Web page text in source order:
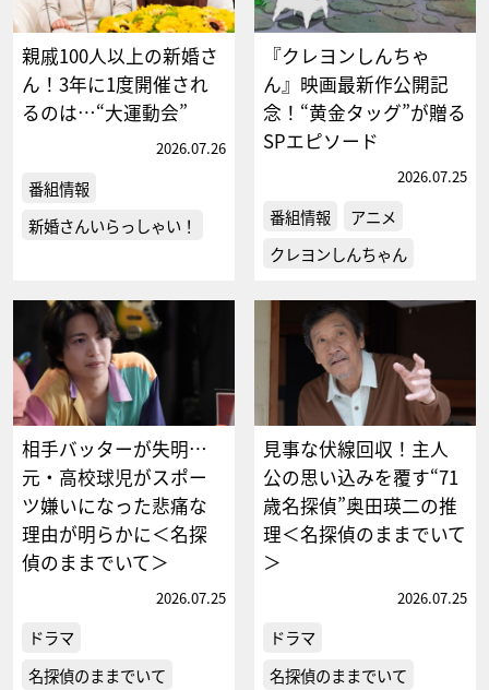
親戚100人以上の新婚さ
ん！3年に1度開催され
るのは…“大運動会”
2026.07.26
番組情報
新婚さんいらっしゃい！
『クレヨンしんちゃ
ん』映画最新作公開記
念！“黄金タッグ”が贈る
SPエピソード
2026.07.25
番組情報
アニメ
クレヨンしんちゃん
相手バッターが失明…
元・高校球児がスポー
ツ嫌いになった悲痛な
理由が明らかに＜名探
偵のままでいて＞
2026.07.25
ドラマ
名探偵のままでいて
見事な伏線回収！主人
公の思い込みを覆す“71
歳名探偵”奥田瑛二の推
理＜名探偵のままでいて
＞
2026.07.25
ドラマ
名探偵のままでいて